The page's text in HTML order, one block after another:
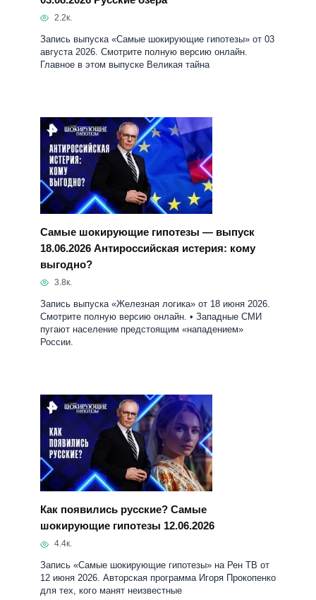
Самые шокирующие гипотезы — выпуск
18.06.2026 Антироссийская истерия: кому
выгодно?
3.8к.
Запись выпуска «Железная логика» от 18 июня 2026.
пугают население предстоящим «нападением»
России.
Как появились русские? Самые
шокирующие гипотезы 12.06.2026
4.4к.
Запись «Самые шокирующие гипотезы» на Рен ТВ от
12 июня 2026. Авторская программа Игоря Прокопенко